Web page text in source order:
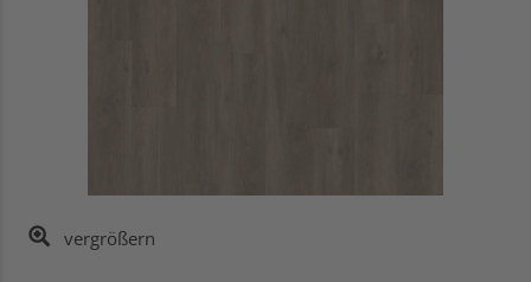
vergrößern